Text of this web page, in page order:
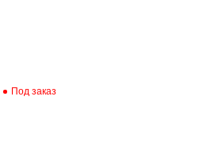
Под заказ